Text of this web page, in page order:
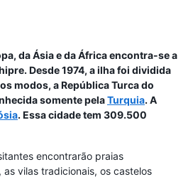
da Ásia e da África encontra-se a
Desde 1974, a ilha foi dividida
modos, a República Turca do
somente pelaTurquia. A
. Essa cidade tem 309.500
encontrarão praias
vilas tradicionais, os castelos